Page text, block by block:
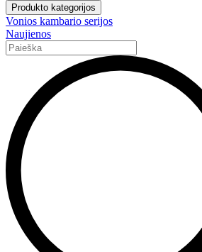
Produkto kategorijos
Vonios kambario serijos
Naujienos